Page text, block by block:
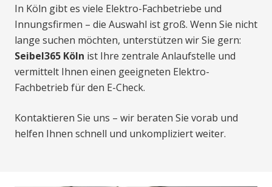
In Köln gibt es viele Elektro-Fachbetriebe und
Innungsfirmen – die Auswahl ist groß. Wenn Sie nicht
lange suchen möchten, unterstützen wir Sie gern:
Seibel365 Köln ist Ihre zentrale Anlaufstelle und
vermittelt Ihnen einen geeigneten Elektro-
Fachbetrieb für den E-Check.
Kontaktieren Sie uns – wir beraten Sie vorab und
helfen Ihnen schnell und unkompliziert weiter.